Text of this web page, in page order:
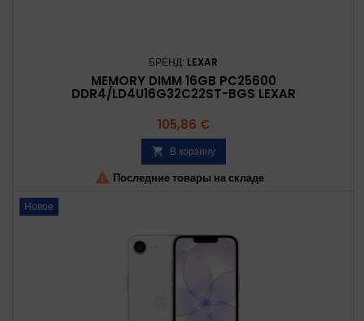
БРЕНД: LEXAR
MEMORY DIMM 16GB PC25600
DDR4/LD4U16G32C22ST-BGS LEXAR
Цена
105,86 €
 В корзину
 Последние товары на складе
Новое